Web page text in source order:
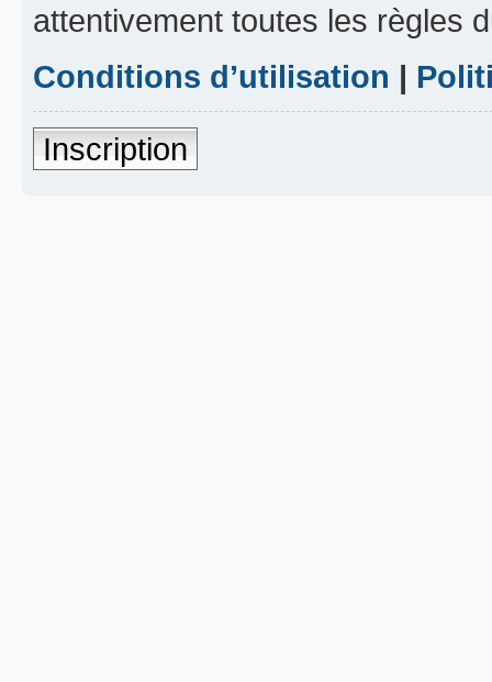
attentivement toutes les règles
Conditions d’utilisation |
Inscription